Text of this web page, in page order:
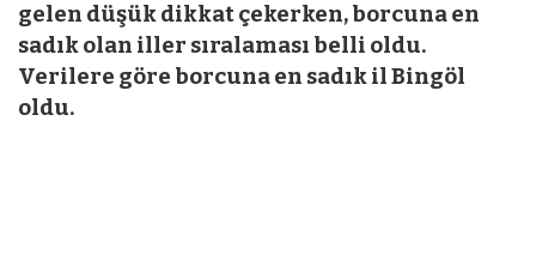
gelen düşük dikkat çekerken, borcuna en
sadık olan iller sıralaması belli oldu.
Verilere göre borcuna en sadık il Bingöl
oldu.